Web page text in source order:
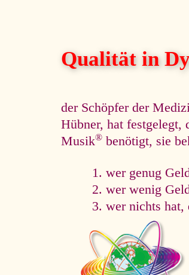
Qualität in
der Schöpfer der
Hübner, hat festgelegt,
Musik® benötigt, sie
wer genug
wer wenig
wer nichts hat,